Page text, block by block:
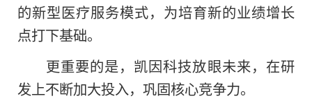
的新型医疗服务模式，为培育新的业绩增长
点打下基础。
更重要的是，凯因科技放眼未来，在研
发上不断加大投入，巩固核心竞争力。